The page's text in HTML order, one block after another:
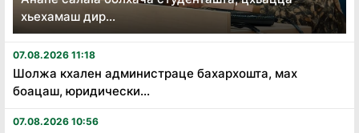
хьехамаш дир...
07.08.2026 11:18
Шолжа кхален администраце бахархошта, мах
боацаш, юридически...
07.08.2026 10:56